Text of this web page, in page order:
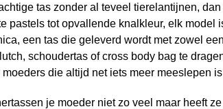
tas zonder al teveel tierelantijnen,
pastels tot opvallende knalkleur, elk model
een tas die geleverd wordt met zowel
schoudertas of cross body bag te
moeders die altijd net iets meer meeslepen
je moeder niet zo veel maar heeft